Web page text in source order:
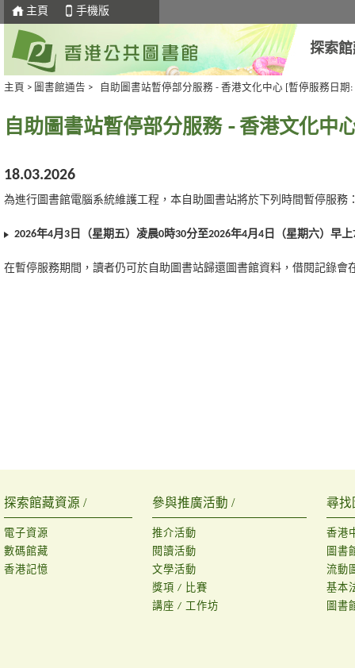
主頁 手機版
探索
主頁 > 圖書館通告 > 自助圖書站暫停部分服務 - 香港文化中心 [暫停服務日期:
自助圖書站暫停部分服務 - 香港文化
18.03.2026
為進行圖書館電腦系統維護工程，本自助圖書站將於下列時間暫停服務
2026年4月 3 日（星期五）凌晨0時30分至2026年4月 4 日（星期六）早上
在暫停服務期間，讀者仍可於自助圖書站歸還圖書館資料，借閱記錄會
探索館藏資源 /
電子資源
數碼館藏
香港記憶
參與推廣活動 /
推介活動
閱讀活動
文學活動
獎項 / 比賽
講座 / 工作坊
尋找
香港
圖書
流動
基本
圖書